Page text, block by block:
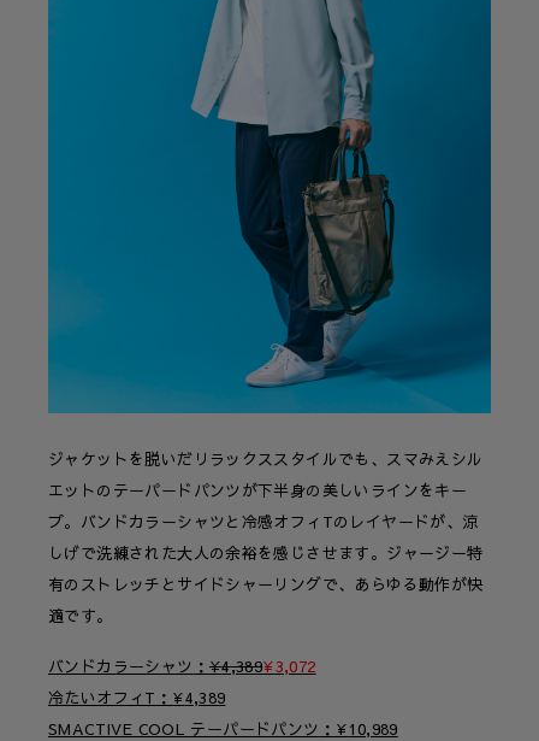
ジャケットを脱いだリラックススタイルでも、スマみえシル
エットのテーパードパンツが下半身の美しいラインをキー
プ。バンドカラーシャツと冷感オフィTのレイヤードが、涼
しげで洗練された大人の余裕を感じさせます。ジャージー特
有のストレッチとサイドシャーリングで、あらゆる動作が快
適です。
バンドカラーシャツ ¥4,389¥3,072
冷たいオフィT
¥4,389
SMACTIVE COOL テーパードパンツ
¥10,989